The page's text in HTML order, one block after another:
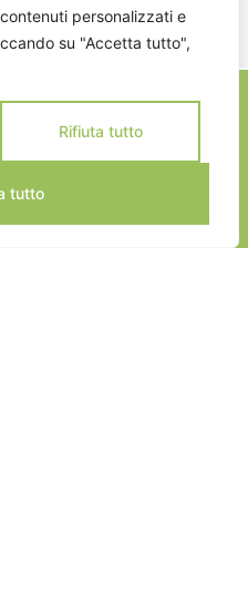
personalizzati e
su "Accetta tutto",
Rifiuta tutto
tutto